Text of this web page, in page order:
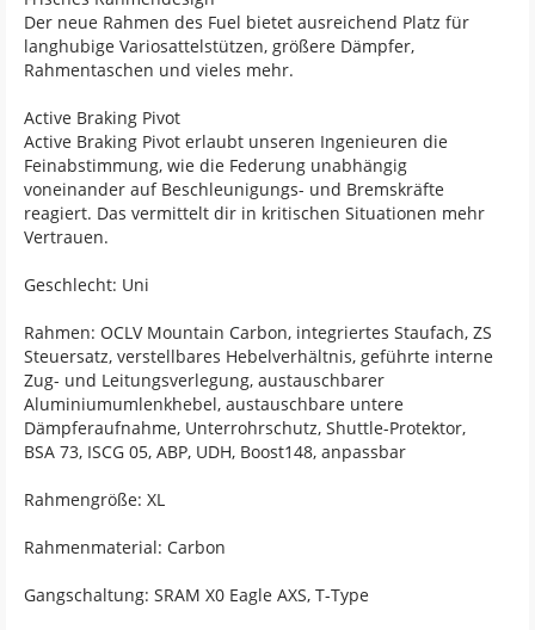
Der neue Rahmen des Fuel bietet ausreichend Platz für
langhubige Variosattelstützen, größere Dämpfer,
Rahmentaschen und vieles mehr.
Active Braking Pivot
Active Braking Pivot erlaubt unseren Ingenieuren die
Feinabstimmung, wie die Federung unabhängig
voneinander auf Beschleunigungs- und Bremskräfte
reagiert. Das vermittelt dir in kritischen Situationen mehr
Vertrauen.
Geschlecht: Uni
Rahmen: OCLV Mountain Carbon, integriertes Staufach, ZS
Steuersatz, verstellbares Hebelverhältnis, geführte interne
Zug- und Leitungsverlegung, austauschbarer
Aluminiumumlenkhebel, austauschbare untere
Dämpferaufnahme, Unterrohrschutz, Shuttle-Protektor,
BSA 73, ISCG 05, ABP, UDH, Boost148, anpassbar
Rahmengröße: XL
Rahmenmaterial: Carbon
Gangschaltung: SRAM X0 Eagle AXS, T-Type